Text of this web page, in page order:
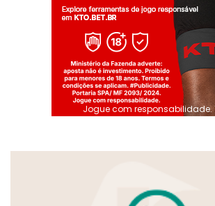
Jogue com responsabilidade.